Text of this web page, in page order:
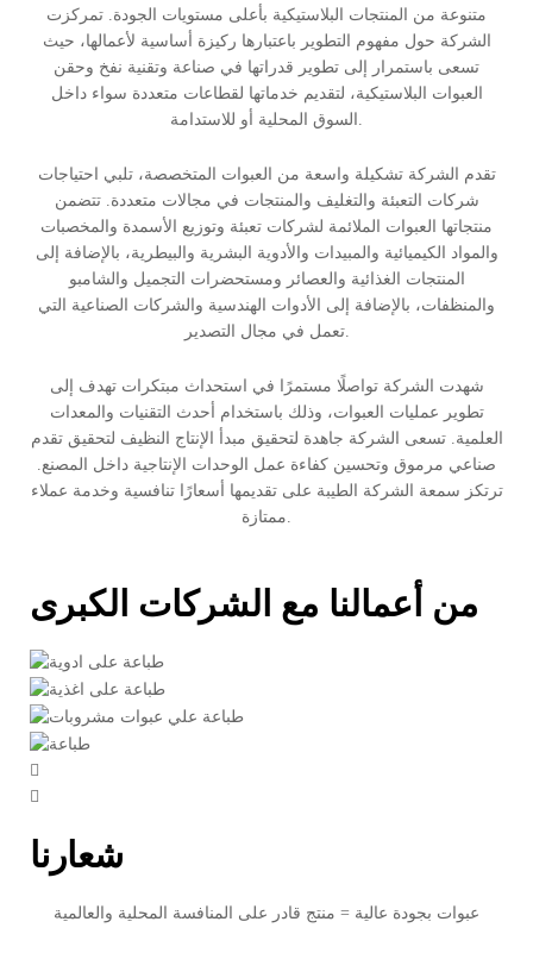
متنوعة من المنتجات البلاستيكية بأعلى مستويات الجودة. تمركزت
الشركة حول مفهوم التطوير باعتبارها ركيزة أساسية لأعمالها، حيث
تسعى باستمرار إلى تطوير قدراتها في صناعة وتقنية نفخ وحقن
العبوات البلاستيكية، لتقديم خدماتها لقطاعات متعددة سواء داخل
السوق المحلية أو للاستدامة.
تقدم الشركة تشكيلة واسعة من العبوات المتخصصة، تلبي احتياجات
شركات التعبئة والتغليف والمنتجات في مجالات متعددة. تتضمن
منتجاتها العبوات الملائمة لشركات تعبئة وتوزيع الأسمدة والمخصبات
والمواد الكيميائية والمبيدات والأدوية البشرية والبيطرية، بالإضافة إلى
المنتجات الغذائية والعصائر ومستحضرات التجميل والشامبو
والمنظفات، بالإضافة إلى الأدوات الهندسية والشركات الصناعية التي
تعمل في مجال التصدير.
شهدت الشركة تواصلًا مستمرًا في استحداث مبتكرات تهدف إلى
تطوير عمليات العبوات، وذلك باستخدام أحدث التقنيات والمعدات
العلمية. تسعى الشركة جاهدة لتحقيق مبدأ الإنتاج النظيف لتحقيق تقدم
صناعي مرموق وتحسين كفاءة عمل الوحدات الإنتاجية داخل المصنع.
ترتكز سمعة الشركة الطيبة على تقديمها أسعارًا تنافسية وخدمة عملاء
من أعمالنا مع الشركات الكبرى
شعارنا
عبوات بجودة عالية = منتج قادر على المنافسة المحلية والعالمية